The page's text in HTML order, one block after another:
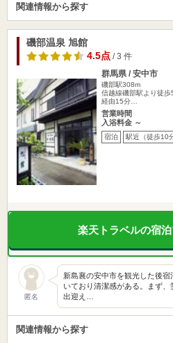
関連情報から探す
磯部温泉 旭館
4.5点/ 3 件
群馬県 / 安中市
磯部駅308m
信越線磯部駅より徒
経由15分…
営業時間
入浴料金 ～
宿泊 駅近（徒歩10
楽天トラベルの宿
匿名
新島襄の安中市を観光した後
いており清潔感がある。まず
出迎え…
関連情報から探す